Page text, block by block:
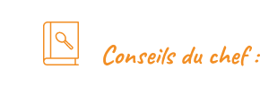
Conseils du chef :